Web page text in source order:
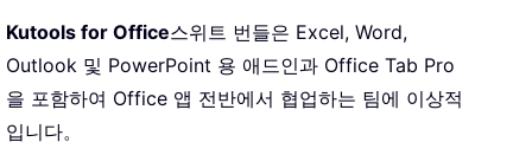
Kutools for Office스위트 번들은 Excel, Word,
Outlook 및 PowerPoint 용 애드인과 Office Tab Pro
을 포함하여 Office 앱 전반에서 협업하는 팀에 이상적
입니다。